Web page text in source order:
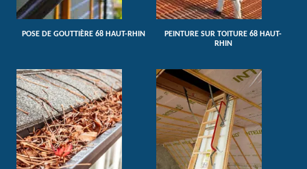
POSE DE GOUTTIÈRE 68 HAUT-RHIN
PEINTURE SUR TOITURE 68 HAUT-
RHIN